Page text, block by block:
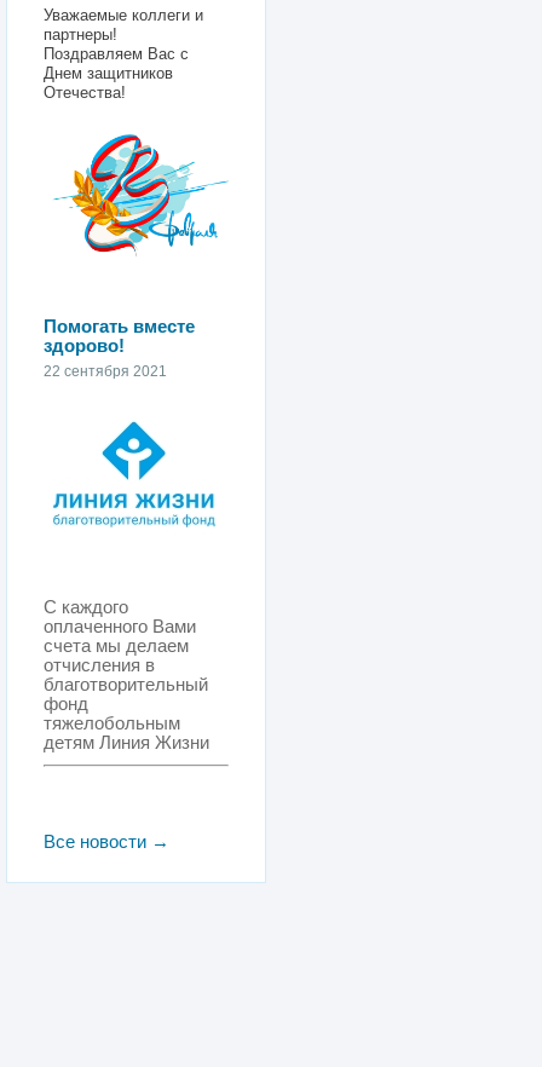
Уважаемые коллеги и
партнеры!
Поздравляем Вас с
Днем защитников
Отечества!
Помогать вместе
здорово!
22 сентября 2021
С каждого
оплаченного Вами
счета мы делаем
отчисления в
благотворительный
фонд
тяжелобольным
детям Линия Жизни
Все новости →